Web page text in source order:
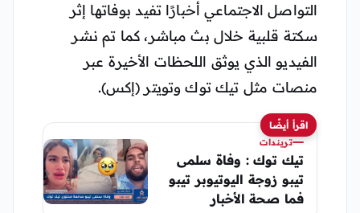
التواصل الاجتماعي أخبارًا تفيد بوفاتها إثر
سكتة قلبية خلال بث مباشر، كما تم نشر
الفيديو الذي يوثق اللحظات الأخيرة عبر
منصات مثل تيك توك وتويتر (إكس).
اقرأ أيضًا
تريندات
تيك توك : وفاة سلمى
تيبو زوجة اليوتيوبر تيبو
فما صحة الأخبار